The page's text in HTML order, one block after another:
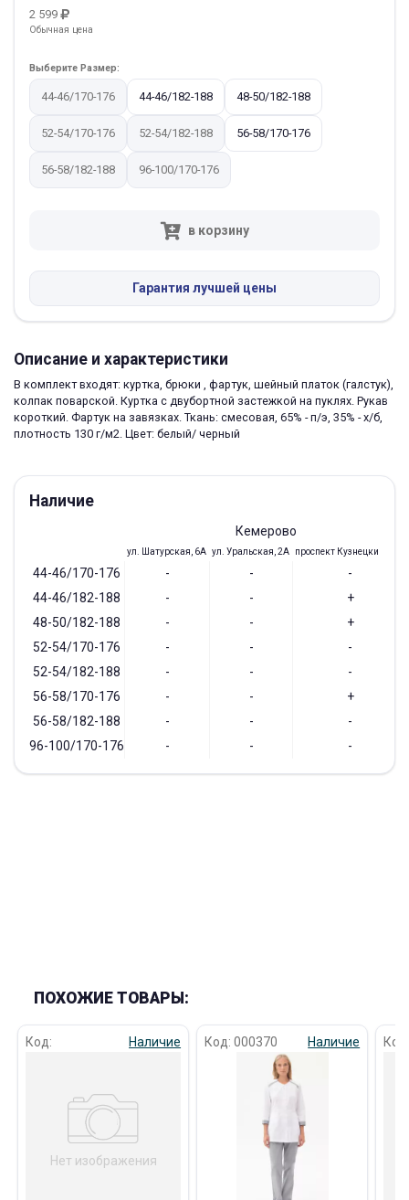
2 599
Обычная цена
Выберите Размер:
44-46/170-176 44-46/182-188 48-50/182-188
52-54/170-176 52-54/182-188 56-58/170-176
56-58/182-188 96-100/170-176
в корзину
Гарантия лучшей цены
Описание и характеристики
В комплект входят: куртка, брюки , фартук, шейный платок (галстук),
колпак поварской. Куртка с двубортной застежкой на пуклях. Рукав
короткий. Фартук на завязках. Ткань: смесовая, 65% - п/э, 35% - х/б,
плотность 130 г/м2. Цвет: белый/ черный
Наличие
Кемерово
ул. Шатурская, 6А ул. Уральская, 2А проспект Кузнецкий, 97Б
44-46/170-176 - -
-
44-46/182-188
- -
+
48-50/182-188
- -
+
52-54/170-176
- -
-
52-54/182-188
- -
-
56-58/170-176
- -
+
56-58/182-188
- -
-
96-100/170-176
- - -
ПОХОЖИЕ ТОВАРЫ:
Код: Наличие
Нет изображения
Код: 000370 Наличие